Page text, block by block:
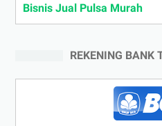
Bisnis Jual Pulsa Murah
REKENING BANK